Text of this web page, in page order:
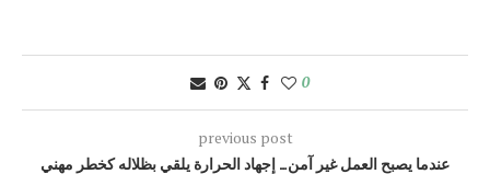
0
previous post
عندما يصبح العمل غير آمن… إجهاد الحرارة يلقي بظلاله كخطر مهني